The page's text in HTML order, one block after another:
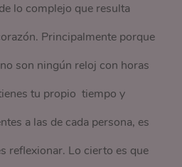
lo complejo que resulta
Principalmente porque
son ningún reloj con horas
tu propio tiempo y
a las de cada persona, es
reflexionar. Lo cierto es que